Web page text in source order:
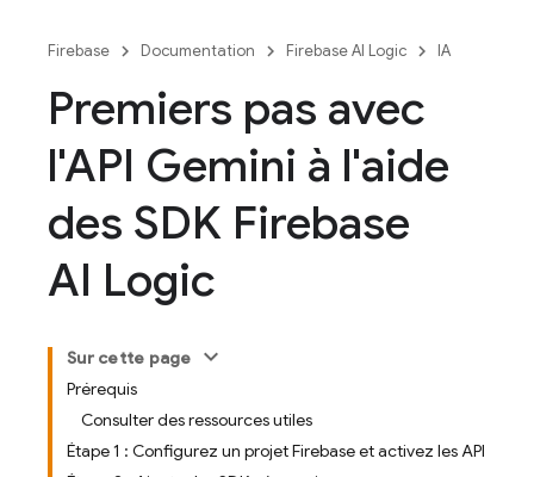
Firebase Documentation Firebase AI Logic IA
Premiers pas avec
l'API Gemini à l'aide
des SDK Firebase
AI Logic
Sur cette page
Prérequis
Consulter des ressources utiles
Étape 1 : Configurez un projet Firebase et activez les API